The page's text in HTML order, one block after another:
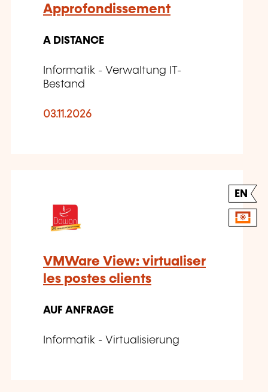
Approfondissement
A DISTANCE
Informatik - Verwaltung IT-
Bestand
03.11.2026
EN
VMWare View: virtualiser
les postes clients
AUF ANFRAGE
Informatik - Virtualisierung